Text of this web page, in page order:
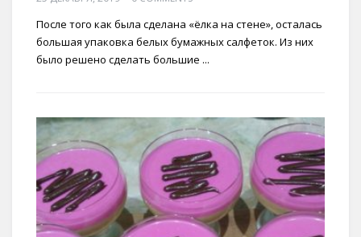
После того как была сделана «ёлка на стене», осталась
большая упаковка белых бумажных салфеток. Из них
было решено сделать большие ...